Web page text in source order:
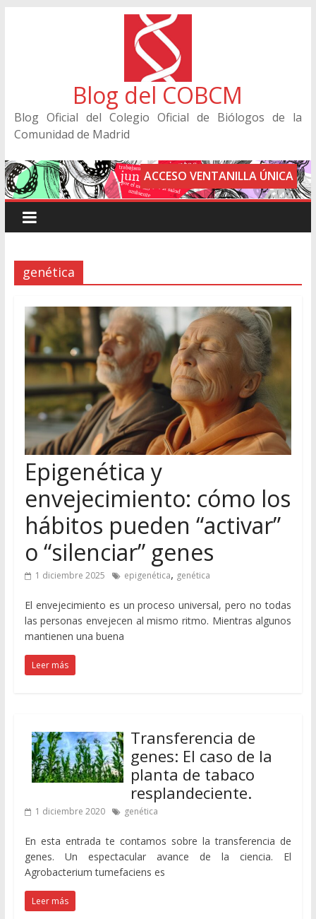
Blog del COBCM
Blog Oficial del Colegio Oficial de Biólogos de la
Comunidad de Madrid
ACCESO VENTANILLA ÚNICA
genética
Epigenética y
envejecimiento: cómo los
hábitos pueden “activar”
o “silenciar” genes
1 diciembre 2025 epigenética, genética
El envejecimiento es un proceso universal, pero no todas
las personas envejecen al mismo ritmo. Mientras algunos
mantienen una buena
Leer más
Transferencia de
genes: El caso de la
planta de tabaco
resplandeciente.
1 diciembre 2020 genética
En esta entrada te contamos sobre la transferencia de
genes. Un espectacular avance de la ciencia. El
Agrobacterium tumefaciens es
Leer más